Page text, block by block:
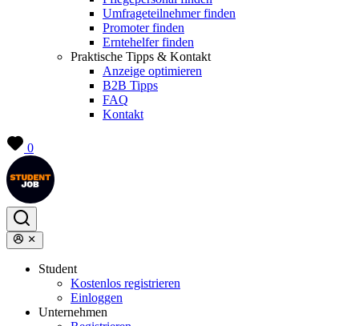
Umfrageteilnehmer finden
Promoter finden
Erntehelfer finden
Praktische Tipps & Kontakt
Anzeige optimieren
B2B Tipps
FAQ
Kontakt
0
Student
Kostenlos registrieren
Einloggen
Unternehmen